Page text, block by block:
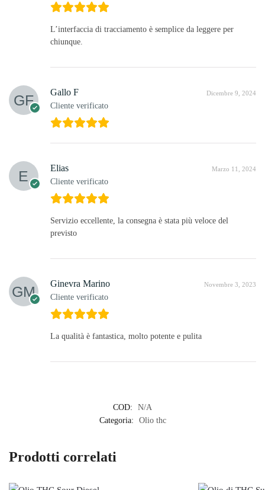
L’interfaccia di tracciamento è semplice da leggere per
chiunque.
Gallo F
Cliente verificato
Dicembre 9, 2024
Elias
Cliente verificato
Marzo 11, 2024
Servizio eccellente, la consegna è stata più veloce del
previsto
Ginevra Marino
Cliente verificato
Novembre 3, 2023
La qualità è fantastica, molto potente e pulita
COD:
N/A
Categoria:
Olio thc
Prodotti correlati